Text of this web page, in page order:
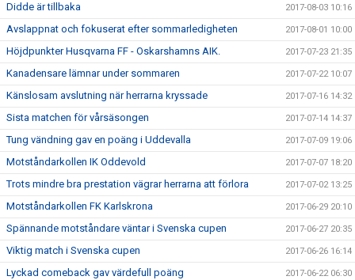
Didde är tillbaka 2017-08-03 10:16
Avslappnat och fokuserat efter sommarledigheten 2017-08-01 10:00
Höjdpunkter Husqvarna FF - Oskarshamns AIK. 2017-07-23 21:35
Kanadensare lämnar under sommaren 2017-07-22 10:07
Känslosam avslutning när herrarna kryssade 2017-07-16 14:32
Sista matchen för vårsäsongen 2017-07-14 14:37
Tung vändning gav en poäng i Uddevalla 2017-07-09 19:06
Motståndarkollen IK Oddevold 2017-07-07 18:20
Trots mindre bra prestation vägrar herrarna att förlora 2017-07-02 13:25
Motståndarkollen FK Karlskrona 2017-06-29 20:10
Spännande motståndare väntar i Svenska cupen 2017-06-27 20:35
Viktig match i Svenska cupen 2017-06-26 16:14
Lyckad comeback gav värdefull poäng 2017-06-22 06:30